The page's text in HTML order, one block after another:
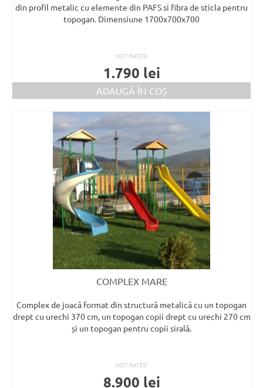
din profil metalic cu elemente din PAFS si fibra de sticla pentru
topogan. Dimensiune 1700x700x700
NOT RATED
1.790 lei
ADAUGĂ ÎN COȘ
COMPLEX MARE
Complex de joacă format din structură metalică cu un topogan
drept cu urechi 370 cm, un topogan copii drept cu urechi 270 cm
și un topogan pentru copii sirală.
NOT RATED
8.900 lei